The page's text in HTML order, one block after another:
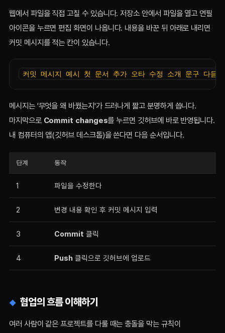
웹에서 파일을 직접 고칠 수 있습니다. 저장소 안에서 파일을 열고 연필
아이콘을 누르면 편집 화면이 나옵니다. 내용을 바꾼 뒤 아래로 내리면
커밋 메시지를 적는 칸이 있습니다.
커밋 메시지 예시 첫 문서 추가 오타 수정 소개 문구 다듬기
메시지는 '무엇을 왜 바꿨는지'가 드러나게 짧고 분명하게 씁니다.
마지막으로 Commit changes를 누르면 깃허브에 바로 반영됩니다.
내 컴퓨터의 앱(깃허브 데스크톱)을 쓴다면 다음 순서입니다.
단계 동작
1 파일을 수정한다
2 변경 내용 확인 후 커밋 메시지 입력
3 Commit 클릭
4 Push 클릭으로 깃허브에 업로드
협업의 흐름 이해하기
여러 사람이 같은 프로젝트를 다룰 때는 충돌을 막는 규칙이